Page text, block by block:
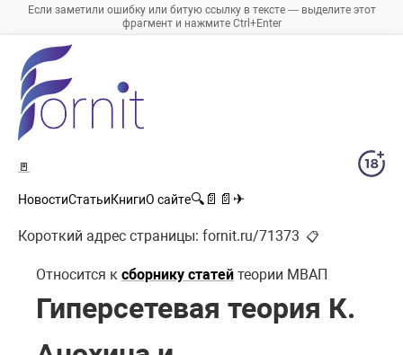
Если заметили ошибку или битую ссылку в тексте — выделите этот
фрагмент и нажмите Ctrl+Enter
🚪
НовостиСтатьиКнигиО сайте🔍 📄 📄 ✈
Короткий адрес страницы: fornit.ru/71373 📋
Относится к сборнику статей теории МВАП
Гиперсетевая теория К.